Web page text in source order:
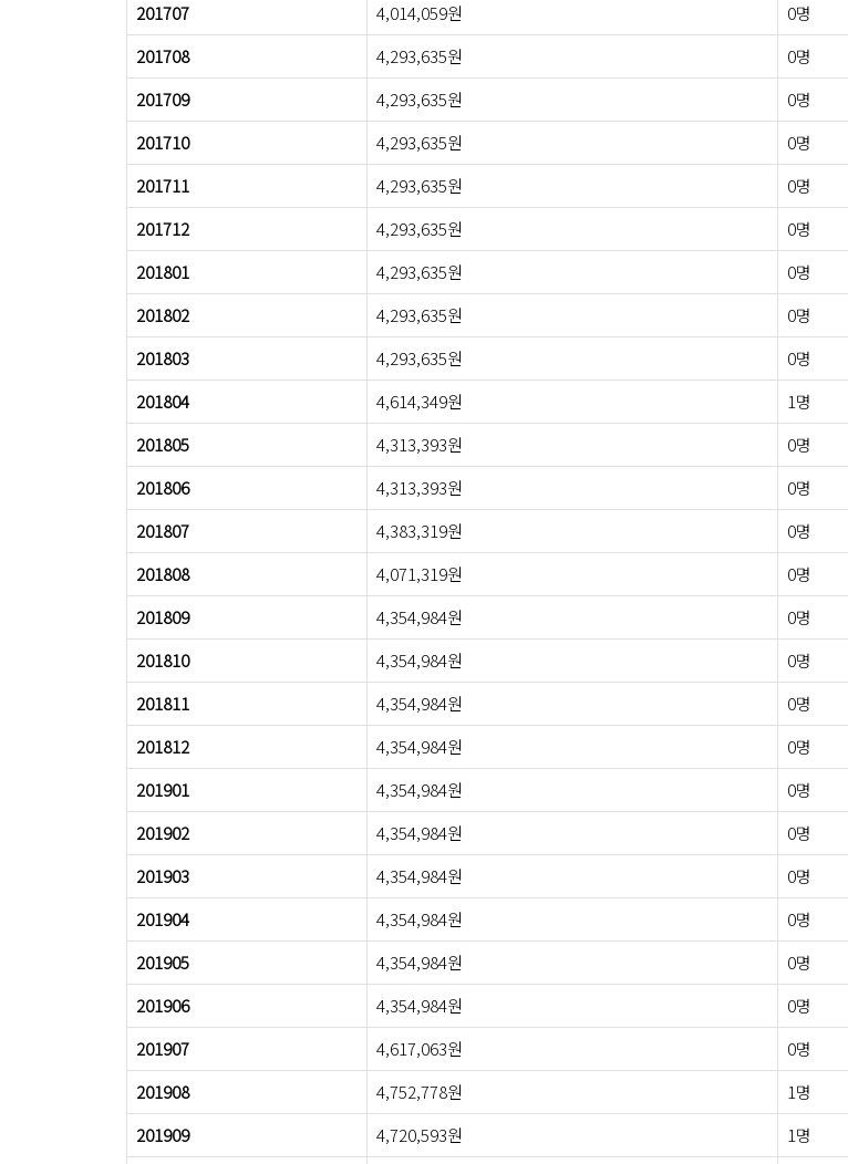
201707
4,014,059원 0명
201708
4,293,635원 0명
201709
4,293,635원 0명
201710
4,293,635원 0명
201711
4,293,635원 0명
201712
4,293,635원 0명
201801
4,293,635원 0명
201802
4,293,635원 0명
201803
4,293,635원 0명
201804
4,614,349원 1명
201805
4,313,393원 0명
201806
4,313,393원 0명
201807
4,383,319원 0명
201808
4,071,319원 0명
201809
4,354,984원 0명
201810
4,354,984원 0명
201811
4,354,984원 0명
201812
4,354,984원 0명
201901
4,354,984원 0명
201902
4,354,984원 0명
201903
4,354,984원 0명
201904
4,354,984원 0명
201905
4,354,984원 0명
201906
4,354,984원 0명
201907
4,617,063원 0명
201908
4,752,778원 1명
201909
4,720,593원 1명